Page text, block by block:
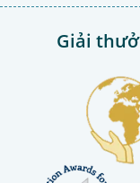
Giải